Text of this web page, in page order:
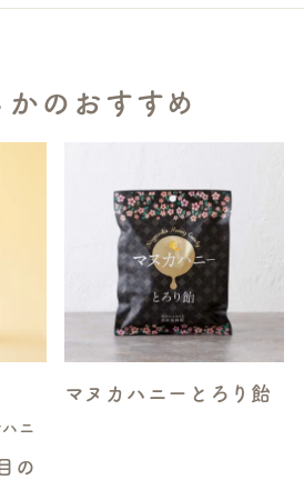
かのおすすめ
ニ
の
マヌカハニーとろり飴